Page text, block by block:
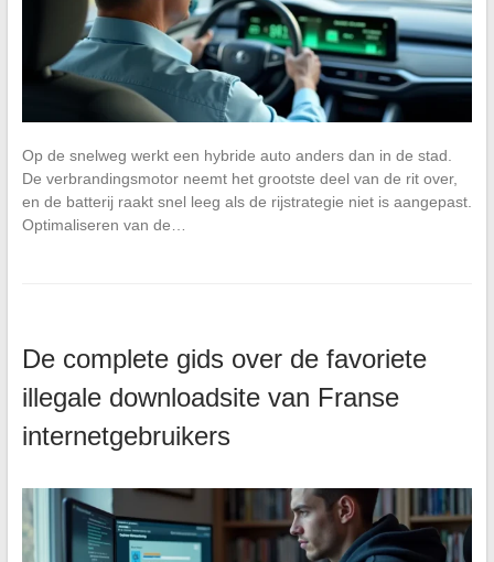
Op de snelweg werkt een hybride auto anders dan in de stad.
De verbrandingsmotor neemt het grootste deel van de rit over,
en de batterij raakt snel leeg als de rijstrategie niet is aangepast.
Optimaliseren van de…
De complete gids over de favoriete
illegale downloadsite van Franse
internetgebruikers